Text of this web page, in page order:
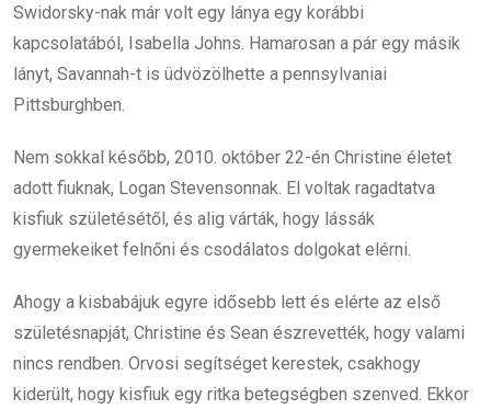
Swidorsky-nak már volt egy lánya egy korábbi
kapcsolatából, Isabella Johns. Hamarosan a pár egy másik
lányt, Savannah-t is üdvözölhette a pennsylvaniai
Pittsburghben.
Nem sokkal később, 2010. október 22-én Christine életet
adott fiuknak, Logan Stevensonnak. El voltak ragadtatva
kisfiuk születésétől, és alig várták, hogy lássák
gyermekeiket felnőni és csodálatos dolgokat elérni.
Ahogy a kisbabájuk egyre idősebb lett és elérte az első
születésnapját, Christine és Sean észrevették, hogy valami
nincs rendben. Orvosi segítséget kerestek, csakhogy
kiderült, hogy kisfiuk egy ritka betegségben szenved. Ekkor